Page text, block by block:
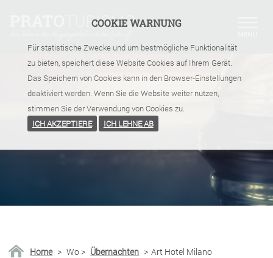
COOKIE WARNUNG
Für statistische Zwecke und um bestmögliche Funktionalität
zu bieten, speichert diese Website Cookies auf Ihrem Gerät.
Das Speichern von Cookies kann in den Browser-Einstellungen
deaktiviert werden. Wenn Sie die Website weiter nutzen,
stimmen Sie der Verwendung von Cookies zu.
ICH AKZEPTIERE
ICH LEHNE AB
Home > Wo > Übernachten > Art Hotel Milano